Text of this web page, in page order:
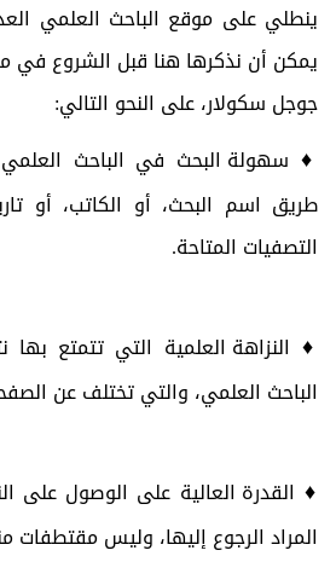
ينطلي على موقع الباحث العلمي
يمكن أن نذكرها هنا قبل الشروع في
جوجل سكولار، على النحو التالي:
♦ سهولة البحث في الباحث
طريق اسم البحث، أو الكاتب، أو
التصفيات المتاحة.
♦ النزاهة العلمية التي تتمتع
الباحث العلمي، والتي تختلف عن
♦ القدرة العالية على الوصول على
المراد الرجوع إليها، وليس مقتطفات